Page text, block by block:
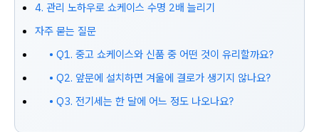
4. 관리 노하우로 쇼케이스 수명 2배 늘리기
자주 묻는 질문
• Q1. 중고 쇼케이스와 신품 중 어떤 것이 유리할까요?
• Q2. 앞문에 설치하면 겨울에 결로가 생기지 않나요?
• Q3. 전기세는 한 달에 어느 정도 나오나요?